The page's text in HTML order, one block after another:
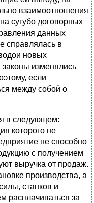
взаимоотношения
сугубо договорных
данных
справлялась в
новых
законы изменялись
если
между собой о
в следующем:
которого не
не способно
с получением
выручка от продаж.
производства, а
станков и
расплачиваться за